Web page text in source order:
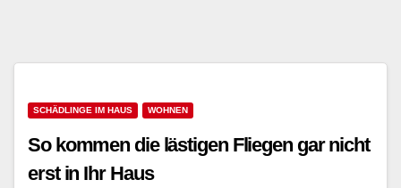
SCHÄDLINGE IM HAUS WOHNEN
So kommen die lästigen Fliegen gar nicht
erst in Ihr Haus